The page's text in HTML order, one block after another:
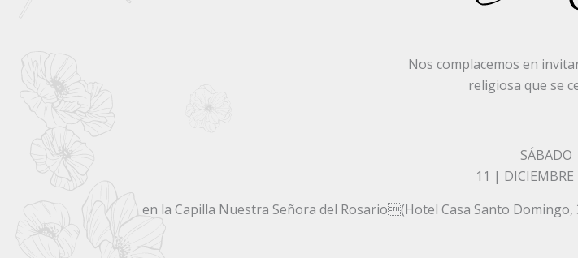
Nos complacemos en
religiosa que se
SÁBADO
11 | DICIEMBRE
en la Capilla Nuestra Señora del Rosario(Hotel Casa Santo Domingo,